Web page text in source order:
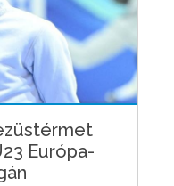
Európa-